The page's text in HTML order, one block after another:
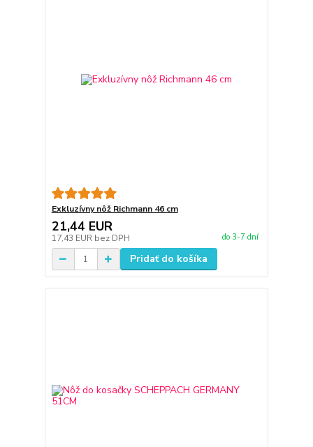
Exkluzívny nôž Richmann 46 cm
21,44 EUR
17,43 EUR bez DPH do 3-7 dní
Pridať do košíka